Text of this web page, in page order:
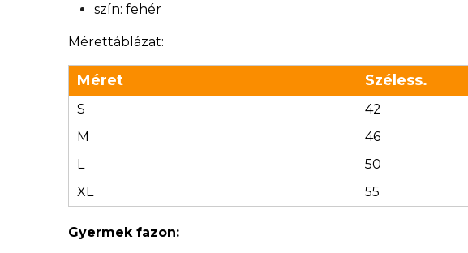
szín: fehér
Mérettáblázat:
Méret Széless.
S 42
M
46
L
50
XL
55
Gyermek fazon: